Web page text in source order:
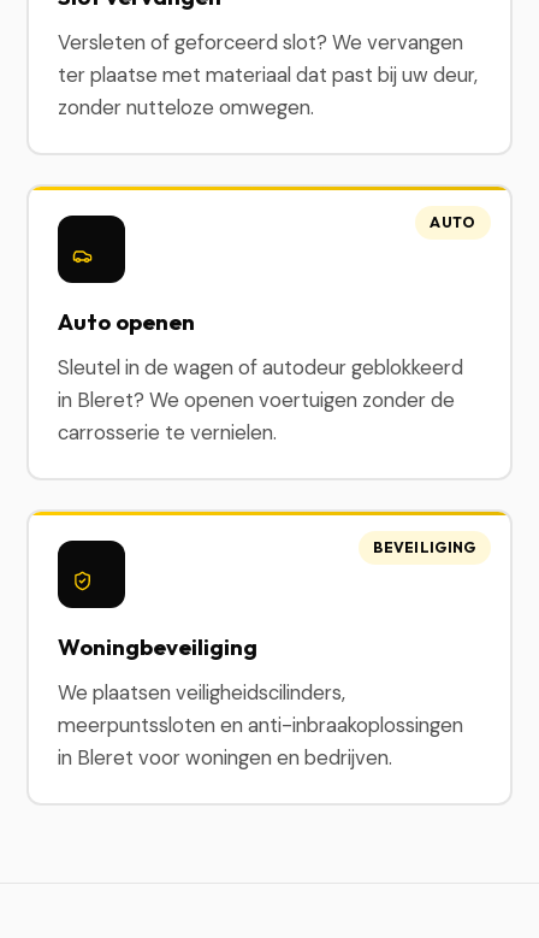
Versleten of geforceerd slot? We vervangen
ter plaatse met materiaal dat past bij uw deur,
zonder nutteloze omwegen.
Auto openen
Sleutel in de wagen of autodeur geblokkeerd
in Bleret? We openen voertuigen zonder de
carrosserie te vernielen.
AUTO
Woningbeveiliging
We plaatsen veiligheidscilinders,
meerpuntssloten en anti-inbraakoplossingen
in Bleret voor woningen en bedrijven.
BEVEILIGING